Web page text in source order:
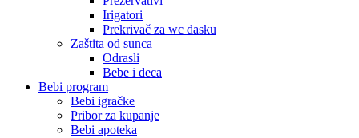
Irigatori
Prekrivač za wc dasku
Zaštita od sunca
Odrasli
Bebe i deca
Bebi program
Bebi igračke
Pribor za kupanje
Bebi apoteka